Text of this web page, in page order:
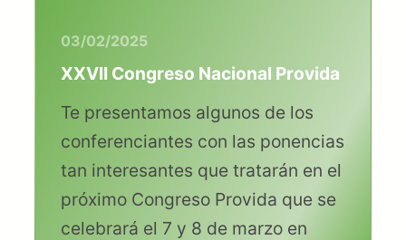
03/02/2025
XXVII Congreso Nacional Provida
Te presentamos algunos de los
conferenciantes con las ponencias
tan interesantes que tratarán en el
próximo Congreso Provida que se
celebrará el 7 y 8 de marzo en